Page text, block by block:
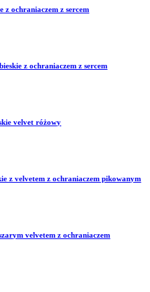
z ochraniaczem z sercem
z ochraniaczem z sercem
velvet różowy
z velvetem z ochraniaczem pikowanym
velvetem z ochraniaczem